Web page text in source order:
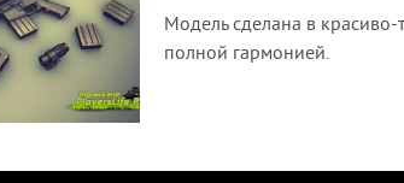
Модель сделана в красиво-
полной гармонией.